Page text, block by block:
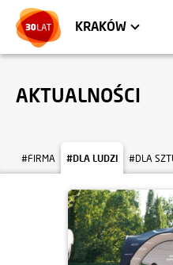
KRAKÓW
TRÓJMIASTO
LOKALE
AKTUALNOŚCI
#FIRMA #DLA LUDZI #DLA